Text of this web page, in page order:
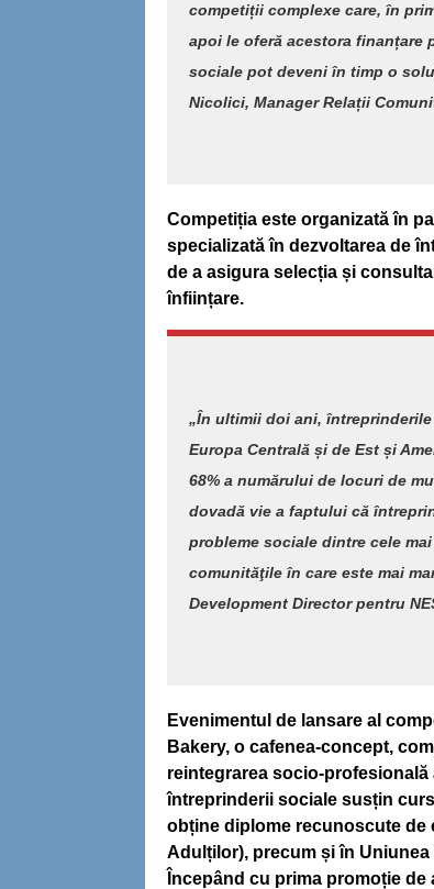
competiții complexe care, în
apoi le oferă acestora finanțare
sociale pot deveni în timp o
Nicolici, Manager Relații
Competiția este organizată în
specializată în dezvoltarea de
de a asigura selecția și
înființare.
„În ultimii doi ani,
Europa Centrală și de Est și
68% a numărului de locuri de
dovadă vie a faptului că
probleme sociale dintre cele
comunităţile în care este mai
Development Director pentru
Evenimentul de lansare al
Bakery, o cafenea-concept,
reintegrarea socio-
întreprinderii sociale susțin
obține diplome recunoscute de
Adulților), precum și în
Începând cu prima promoție